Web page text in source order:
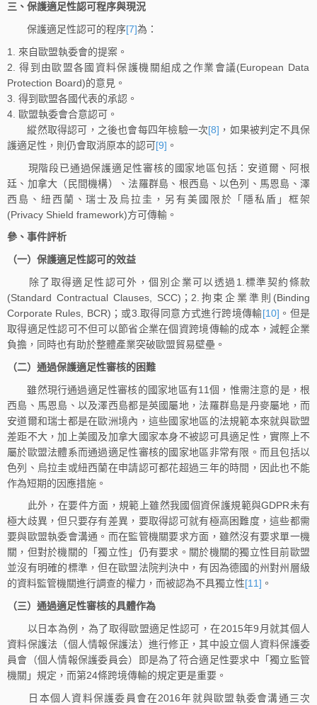
三、保護適足性認可程序與現況
保護適足性認可的程序[7]為：
來自歐盟執委會的提案。
得到由歐盟各國資料保護機關組成之作業會議(European Data
Protection Board)的意見。
得到歐盟各國代表的承認。
歐盟執委會合意認可。
縱然取得認可，之後也會每四年檢驗一次[8] ，如果被判定不具保
護適足性，則仍會取消原本的認可[9] 。
現階段已通過保護適足性審核的國家地區包括：安道爾、阿根
廷、加拿大（民間機構）、法羅群島、根西島、以色列、馬恩島、澤
西島、紐西蘭、瑞士及烏拉圭，另有美國限於「隱私盾」框架
(Privacy Shield framework)方可傳輸。
參、事件評析
（一）保護適足性認可的效益
除了取得適足性認可外，個別企業可以透過1.標準契約條款
(Standard Contractual Clauses, SCC)；2.拘束企業準則(Binding
Corporate Rules, BCR)；或3.取得同意方式進行跨境傳輸[10] 。但是
取得適足性認可不但可以節省企業在個資跨境傳輸的成本，減輕企業
負擔，同時也有助於整體產業突破歐盟貿易壁壘。
（二）通過保護適足性審核的困難
雖然現行通過適足性審核的國家地區有11個，惟需注意的是，根
西島、馬恩島、以及澤西島都是英國屬地，法羅群島是丹麥屬地，而
安道爾和瑞士都是在歐洲境內，這些國家地區的法規範本來就與歐盟
差距不大，加上美國及加拿大國家本身不被認可具適足性，實際上不
屬於歐盟法體系而通過適足性審核的國家地區非常有限。而且包括以
色列、烏拉圭或紐西蘭在申請認可都花超過三年的時間，因此也不能
作為短期的因應措施。
此外，在要件方面，規範上雖然我國個資保護規範與GDPR未有
極大歧異，但只要存有差異，要取得認可就有極高困難度，這些都需
要與歐盟執委會溝通。而在監管機關要求方面，雖然沒有要求單一機
關，但對於機關的「獨立性」仍有要求。關於機關的獨立性目前歐盟
並沒有明確的標準，但在歐盟法院判決中，有因為德國的州對州層級
的資料監管機關進行調查的權力，而被認為不具獨立性[11] 。
（三）通過適足性審核的具體作為
以日本為例，為了取得歐盟適足性認可，在2015年9月就其個人
資料保護法（個人情報保護法）進行修正，其中設立個人資料保護委
員會（個人情報保護委員会）即是為了符合適足性要求中「獨立監管
機關」規定，而第24條跨境傳輸的規定更是重要。
日本個人資料保護委員會在2016年就與歐盟執委會溝通三次